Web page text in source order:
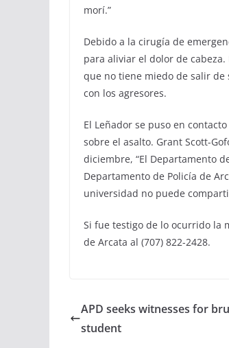
morí.”
Debido a la cirugía de
para aliviar el dolor de
que no tiene miedo de salir
con los agresores.
El Leñador se puso en
sobre el asalto. Grant Scott-
diciembre, “El Departamento
Departamento de Policía de
universidad no puede
Si fue testigo de lo ocurrido la
de Arcata al (707) 822-2428.
APD seeks witnesses for
student